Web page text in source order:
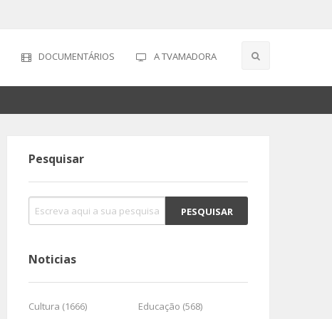
DOCUMENTÁRIOS A TVAMADORA
Pesquisar
Noticias
Cultura (1666)
Educação (568)